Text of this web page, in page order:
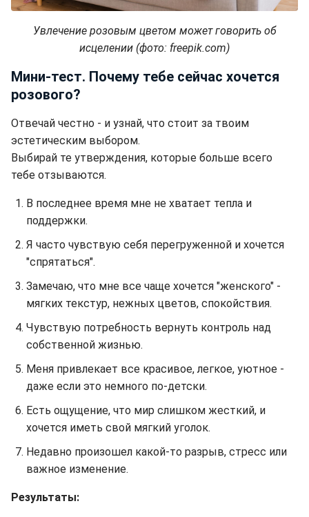
Увлечение розовым цветом может говорить об
исцелении (фото: freepik.com)
Мини-тест. Почему тебе сейчас хочется
розового?
Отвечай честно - и узнай, что стоит за твоим
эстетическим выбором.
Выбирай те утверждения, которые больше всего
тебе отзываются.
В последнее время мне не хватает тепла и
поддержки.
Я часто чувствую себя перегруженной и хочется
"спрятаться".
Замечаю, что мне все чаще хочется "женского" -
мягких текстур, нежных цветов, спокойствия.
Чувствую потребность вернуть контроль над
собственной жизнью.
Меня привлекает все красивое, легкое, уютное -
даже если это немного по-детски.
Есть ощущение, что мир слишком жесткий, и
хочется иметь свой мягкий уголок.
Недавно произошел какой-то разрыв, стресс или
важное изменение.​​​​​​
Результаты: